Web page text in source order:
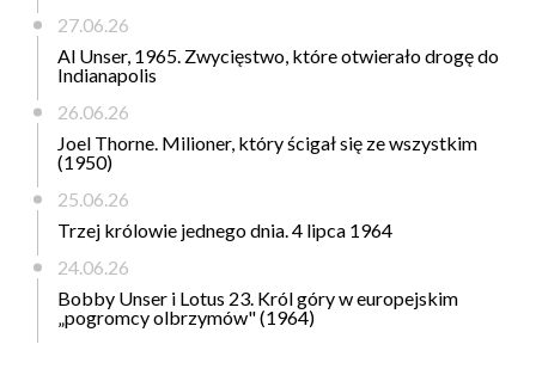
27.06.26
Al Unser, 1965. Zwycięstwo, które otwierało drogę do
Indianapolis
26.06.26
Joel Thorne. Milioner, który ścigał się ze wszystkim
(1950)
25.06.26
Trzej królowie jednego dnia. 4 lipca 1964
24.06.26
Bobby Unser i Lotus 23. Król góry w europejskim
„pogromcy olbrzymów" (1964)